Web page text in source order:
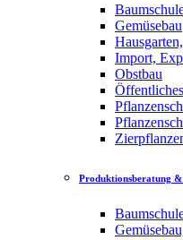
Gemüsebau
Import,
Obstbau
Produktionsberatung &